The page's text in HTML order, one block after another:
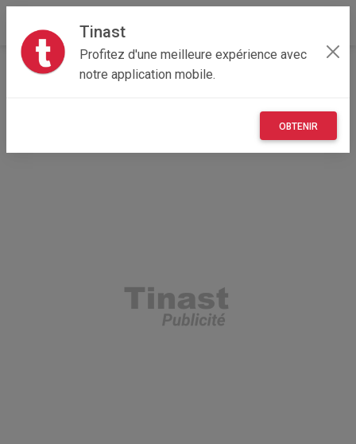
Tinast
Profitez d'une meilleure expérience avec
notre application mobile.
OBTENIR
Accueil Véhicules
Auvergne-Rhône-Alpes